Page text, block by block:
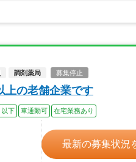
調剤薬局 募集停止
上の老舗企業です
以下 車通勤可 在宅業務あり
最新の募集状況